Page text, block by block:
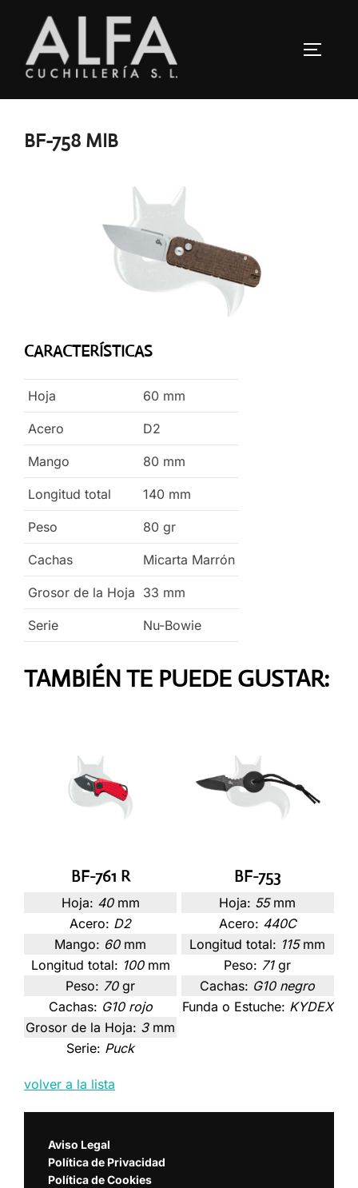
contenido
BF-758 MIB
CARACTERÍSTICAS
Hoja 60 mm
Acero D2
Mango 80 mm
Longitud total 140 mm
Peso 80 gr
Cachas Micarta Marrón
Grosor de la Hoja 33 mm
Serie Nu-Bowie
TAMBIÉN TE PUEDE GUSTAR:
BF-761 R
Hoja: 40 mm
Acero: D2
Mango: 60 mm
Longitud total: 100 mm
Peso: 70 gr
Cachas: G10 rojo
Grosor de la Hoja: 3 mm
Serie: Puck
BF-753
Hoja: 55 mm
Acero: 440C
Longitud total: 115 mm
Peso: 71 gr
Cachas: G10 negro
Funda o Estuche: KYDEX
volver a la lista
Aviso Legal
Política de Privacidad
Política de Cookies